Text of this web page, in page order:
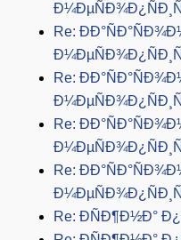
Re:
Re:
Re:
Re:
Re: ÐÑÐ¶Ð½Ð°